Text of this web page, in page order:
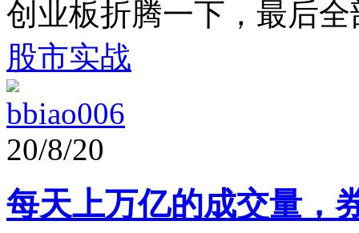
创业板折腾一下，最后
股市实战
bbiao006
20/8/20
每天上万亿的成交量，